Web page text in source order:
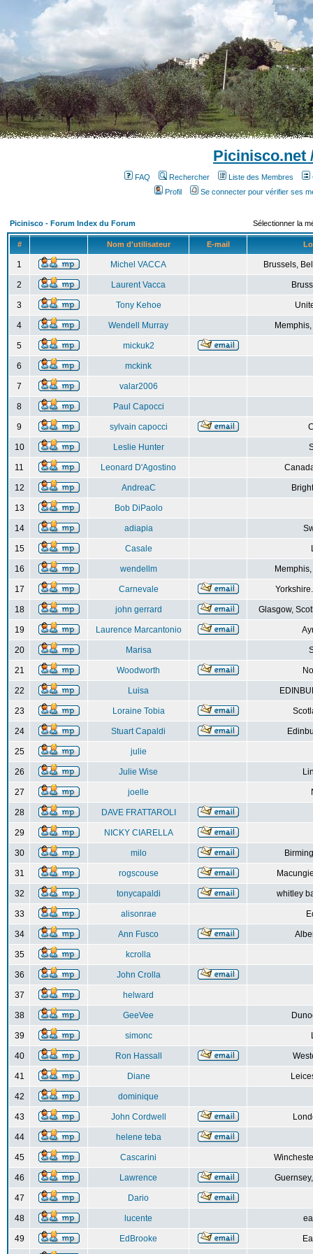
Picinisco.net
FAQ Rechercher Liste des Membres
Profil
Se connecter pour vérifier ses
Picinisco - Forum Index du Forum Sélectionner la
# Nom d'utilisateur E-mail
1 Michel VACCA Brussels,
2 Laurent Vacca
3 Tony Kehoe
4 Wendell Murray
5 mickuk2
6 mckink
7 valar2006
8 Paul Capocci
9 sylvain capocci
10 Leslie Hunter
11 Leonard D'Agostino
12 AndreaC
13 Bob DiPaolo
14 adiapia
15 Casale
16 wendellm
17 Carnevale
18 john gerrard Glasgow,
19 Laurence Marcantonio
20 Marisa
21 Woodworth
22 Luisa
23 Loraine Tobia
24 Stuart Capaldi
25 julie
26 Julie Wise
27 joelle
28 DAVE FRATTAROLI
29 NICKY CIARELLA
30 milo
31 rogscouse
32 tonycapaldi whitley
33 alisonrae
34 Ann Fusco
35 kcrolla
36 John Crolla
37 helward
38 GeeVee
39 simonc
40 Ron Hassall
41 Diane
42 dominique
43 John Cordwell
44 helene teba
45 Cascarini
46 Lawrence
47 Dario
48 lucente
49 EdBrooke